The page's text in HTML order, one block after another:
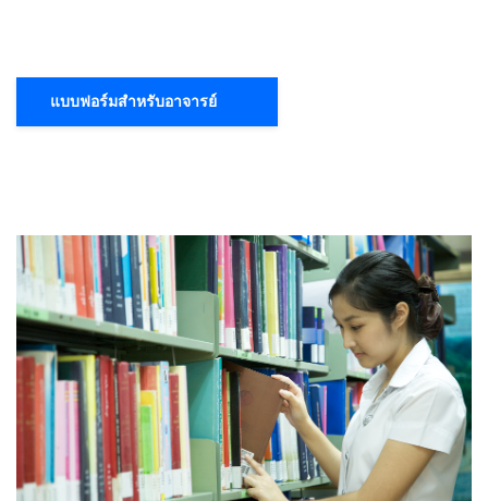
แบบฟอร์มสำหรับอาจารย์